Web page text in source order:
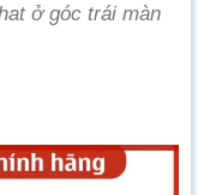
ở góc trái màn